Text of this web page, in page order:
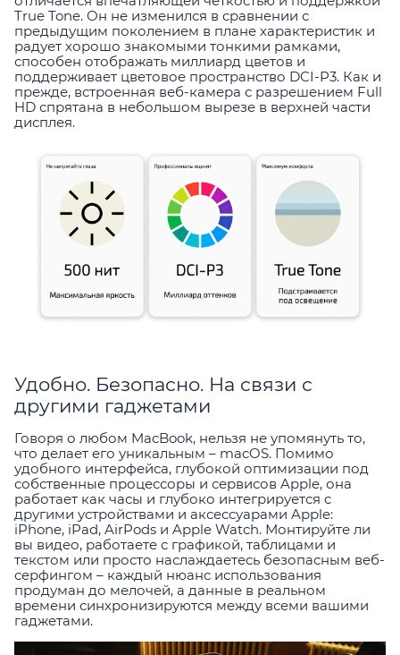
True Tone. Он не изменился в сравнении с
предыдущим поколением в плане характеристик и
радует хорошо знакомыми тонкими рамками,
способен отображать миллиард цветов и
поддерживает цветовое пространство DCI-P3. Как и
прежде, встроенная веб-камера с разрешением Full
HD спрятана в небольшом вырезе в верхней части
дисплея.
Удобно. Безопасно. На связи с
другими гаджетами
Говоря о любом MacBook, нельзя не упомянуть то,
что делает его уникальным – macOS. Помимо
удобного интерфейса, глубокой оптимизации под
собственные процессоры и сервисов Apple, она
работает как часы и глубоко интегрируется с
другими устройствами и аксессуарами Apple:
iPhone, iPad, AirPods и Apple Watch. Монтируйте ли
вы видео, работаете с графикой, таблицами и
текстом или просто наслаждаетесь безопасным веб-
серфингом – каждый нюанс использования
продуман до мелочей, а данные в реальном
времени синхронизируются между всеми вашими
гаджетами.